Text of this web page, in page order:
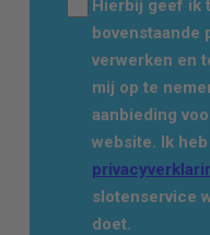
Hierbij geef ik
bovenstaande
verwerken en
mij op te
aanbieding
website. Ik
slotenservice
doet.